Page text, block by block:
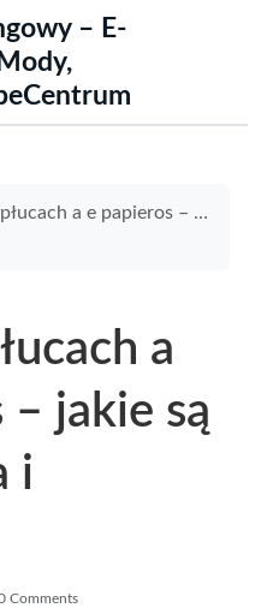
– E-
e papieros – jakie są zagrożenia i objawy?
a
– jakie są
i
Comments